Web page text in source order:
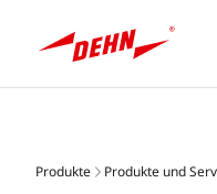
content
EINLOGGEN /
Produkte Produkte und